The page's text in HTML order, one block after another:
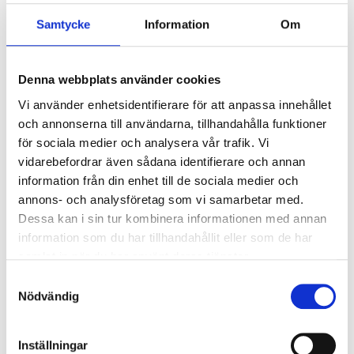
Samtycke Information Om
Denna webbplats använder cookies
Vi använder enhetsidentifierare för att anpassa innehållet
och annonserna till användarna, tillhandahålla funktioner
för sociala medier och analysera vår trafik. Vi
vidarebefordrar även sådana identifierare och annan
information från din enhet till de sociala medier och
annons- och analysföretag som vi samarbetar med.
Dessa kan i sin tur kombinera informationen med annan
information som du har tillhandahållit eller som de har
Nödvändig
Inställningar
Ljusstyrning
grundljus)
Sensor:
Mikrovågssensor (trådlös
master)
Nödljus
Nödljus: Nej
enkla införingshål i vardera gaveln.